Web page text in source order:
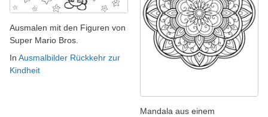
Ausmalen mit den Figuren von
Super Mario Bros.
In Ausmalbilder Rückkehr zur
Kindheit
Mandala aus einem